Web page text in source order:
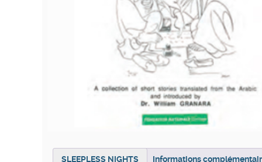
SLEEPLESS NIGHTS Informations